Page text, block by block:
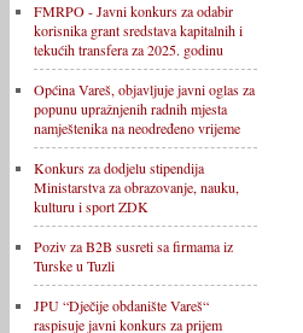
FMRPO - Javni konkurs za odabir
korisnika grant sredstava kapitalnih i
tekućih transfera za 2025. godinu
Općina Vareš, objavljuje javni oglas za
popunu upražnjenih radnih mjesta
namještenika na neodređeno vrijeme
Konkurs za dodjelu stipendija
Ministarstva za obrazovanje, nauku,
kulturu i sport ZDK
Poziv za B2B susreti sa firmama iz
Turske u Tuzli
JPU “Dječije obdanište Vareš“
raspisuje javni konkurs za prijem